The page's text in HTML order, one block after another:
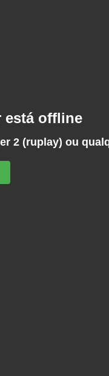
está offline
2 (ruplay) ou